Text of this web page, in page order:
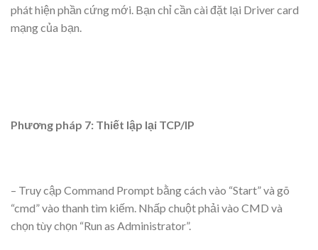
phát hiện phần cứng mới. Bạn chỉ cần cài đặt lại Driver card
mạng của bạn.
Phương pháp 7: Thiết lập lại TCP/IP
– Truy cập Command Prompt bằng cách vào “Start” và gõ
“cmd” vào thanh tìm kiếm. Nhấp chuột phải vào CMD và
chọn tùy chọn “Run as Administrator”.